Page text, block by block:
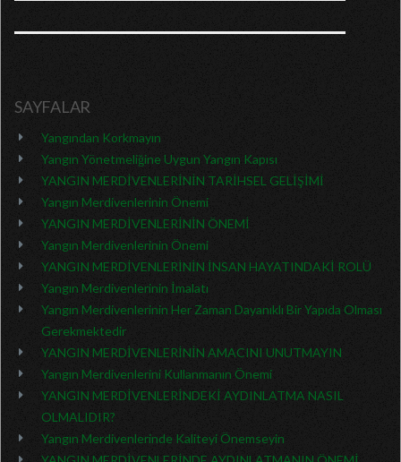
SAYFALAR
Yangından Korkmayın
Yangın Yönetmeliğine Uygun Yangın Kapısı
YANGIN MERDİVENLERİNİN TARİHSEL GELİŞİMİ
Yangın Merdivenlerinin Önemi
YANGIN MERDİVENLERİNİN ÖNEMİ
Yangın Merdivenlerinin Önemi
YANGIN MERDİVENLERİNİN İNSAN HAYATINDAKİ ROLÜ
Yangın Merdivenlerinin İmalatı
Yangın Merdivenlerinin Her Zaman Dayanıklı Bir Yapıda Olması
Gerekmektedir
YANGIN MERDİVENLERİNİN AMACINI UNUTMAYIN
Yangın Merdivenlerini Kullanmanın Önemi
YANGIN MERDİVENLERİNDEKİ AYDINLATMA NASIL
OLMALIDIR?
Yangın Merdivenlerinde Kaliteyi Önemseyin